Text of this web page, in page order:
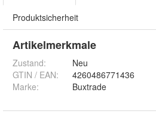
Produktsicherheit
Artikelmerkmale
Zustand:
Neu
GTIN / EAN:
4260486771436
Marke:
Buxtrade